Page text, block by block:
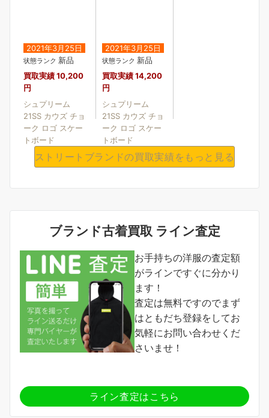
2021年3月25日
状態ランク 新品
買取実績10,200
円
シュプリーム
21SS カウズ チョ
ーク ロゴ スケー
トボード
2021年3月25日
状態ランク 新品
買取実績14,200
円
シュプリーム
21SS カウズ チョ
ーク ロゴ スケー
トボード
ストリートブランドの買取実績をもっと見る
ブランド古着買取 ライン査定
お手持ちの洋服の査定額
がラインですぐに分かり
ます！
査定は無料ですのでまず
はともだち登録をしてお
気軽にお問い合わせくだ
さいませ！
ライン査定はこちら